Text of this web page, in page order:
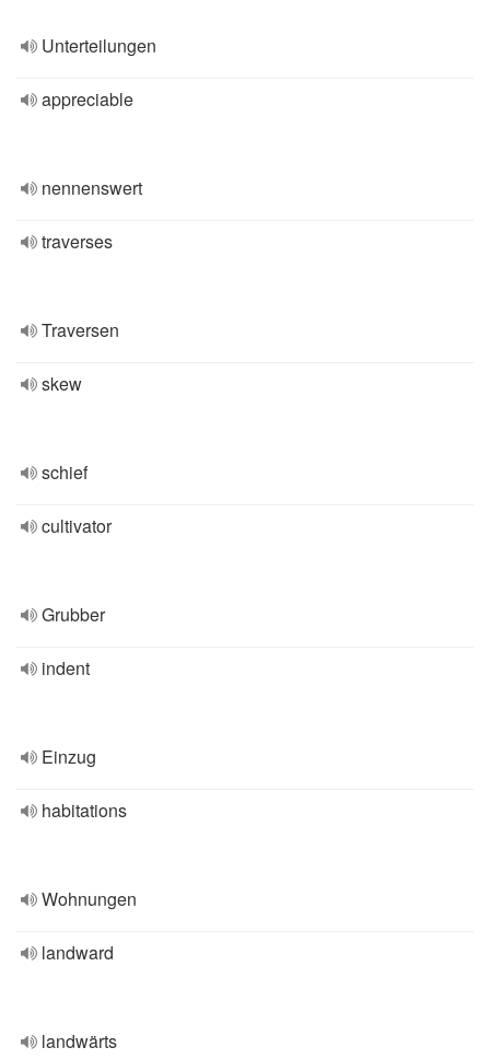
Unterteilungen
appreciable
nennenswert
traverses
Traversen
skew
schief
cultivator
Grubber
indent
Einzug
habitations
Wohnungen
landward
landwärts